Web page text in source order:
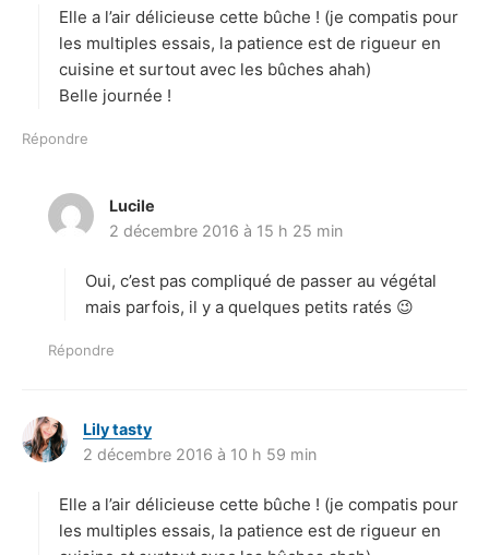
:
Elle a l’air délicieuse cette bûche ! (je compatis pour
les multiples essais, la patience est de rigueur en
cuisine et surtout avec les bûches ahah)
Belle journée !
Répondre
Lucile
i
:
2 décembre 2016 à 15 h 25 min
Oui, c’est pas compliqué de passer au végétal
mais parfois, il y a quelques petits ratés 😉
Répondre
Lily tasty
i
:
2 décembre 2016 à 10 h 59 min
Elle a l’air délicieuse cette bûche ! (je compatis pour
les multiples essais, la patience est de rigueur en